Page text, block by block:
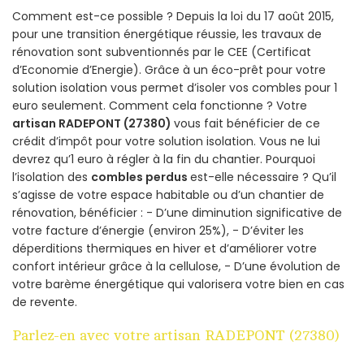
Comment est-ce possible ? Depuis la loi du 17 août 2015,
pour une transition énergétique réussie, les travaux de
rénovation sont subventionnés par le CEE (Certificat
d’Economie d’Energie). Grâce à un éco-prêt pour votre
solution isolation vous permet d’isoler vos combles pour 1
euro seulement. Comment cela fonctionne ? Votre
artisan RADEPONT (27380) vous fait bénéficier de ce
crédit d’impôt pour votre solution isolation. Vous ne lui
devrez qu’1 euro à régler à la fin du chantier. Pourquoi
l’isolation des combles perdus est-elle nécessaire ? Qu’il
s’agisse de votre espace habitable ou d’un chantier de
rénovation, bénéficier : - D’une diminution significative de
votre facture d’énergie (environ 25%), - D’éviter les
déperditions thermiques en hiver et d’améliorer votre
confort intérieur grâce à la cellulose, - D’une évolution de
votre barème énergétique qui valorisera votre bien en cas
de revente.
Parlez-en avec votre artisan RADEPONT (27380)